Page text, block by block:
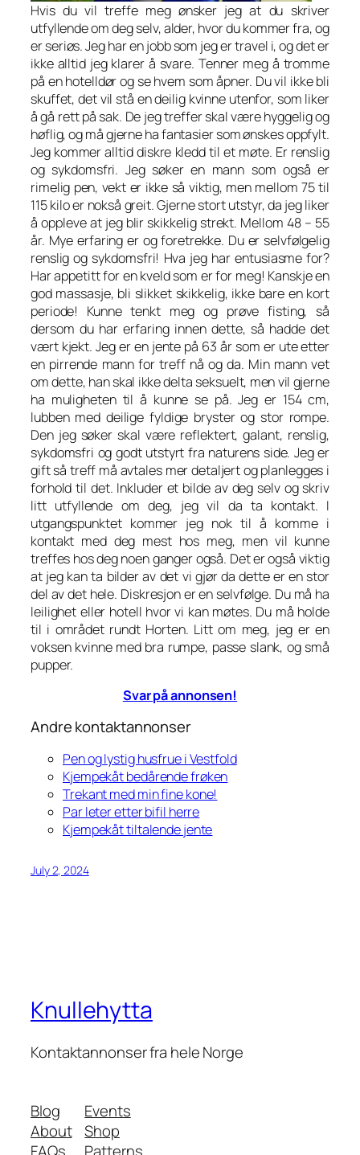
Hvis du vil treffe meg ønsker jeg at du skriver
utfyllende om deg selv, alder, hvor du kommer fra, og
er seriøs. Jeg har en jobb som jeg er travel i, og det er
ikke alltid jeg klarer å svare. Tenner meg å tromme
på en hotelldør og se hvem som åpner. Du vil ikke bli
skuffet, det vil stå en deilig kvinne utenfor, som liker
å gå rett på sak. De jeg treffer skal være hyggelig og
høflig, og må gjerne ha fantasier som ønskes oppfylt.
Jeg kommer alltid diskre kledd til et møte. Er renslig
og sykdomsfri. Jeg søker en mann som også er
rimelig pen, vekt er ikke så viktig, men mellom 75 til
115 kilo er nokså greit. Gjerne stort utstyr, da jeg liker
å oppleve at jeg blir skikkelig strekt. Mellom 48 – 55
år. Mye erfaring er og foretrekke. Du er selvfølgelig
renslig og sykdomsfri! Hva jeg har entusiasme for?
Har appetitt for en kveld som er for meg! Kanskje en
god massasje, bli slikket skikkelig, ikke bare en kort
periode! Kunne tenkt meg og prøve fisting, så
dersom du har erfaring innen dette, så hadde det
vært kjekt. Jeg er en jente på 63 år som er ute etter
en pirrende mann for treff nå og da. Min mann vet
om dette, han skal ikke delta seksuelt, men vil gjerne
ha muligheten til å kunne se på. Jeg er 154 cm,
lubben med deilige fyldige bryster og stor rompe.
Den jeg søker skal være reflektert, galant, renslig,
sykdomsfri og godt utstyrt fra naturens side. Jeg er
gift så treff må avtales mer detaljert og planlegges i
forhold til det. Inkluder et bilde av deg selv og skriv
litt utfyllende om deg, jeg vil da ta kontakt. I
utgangspunktet kommer jeg nok til å komme i
kontakt med deg mest hos meg, men vil kunne
treffes hos deg noen ganger også. Det er også viktig
at jeg kan ta bilder av det vi gjør da dette er en stor
del av det hele. Diskresjon er en selvfølge. Du må ha
leilighet eller hotell hvor vi kan møtes. Du må holde
til i området rundt Horten. Litt om meg, jeg er en
voksen kvinne med bra rumpe, passe slank, og små
pupper.
Svar på annonsen!
Andre kontaktannonser
Pen og lystig husfrue i Vestfold
Kjempekåt bedårende frøken
Trekant med min fine kone!
Par leter etter bifil herre
Kjempekåt tiltalende jente
July 2, 2024
Knullehytta
Kontaktannonser fra hele Norge
Blog
About
Events
Shop